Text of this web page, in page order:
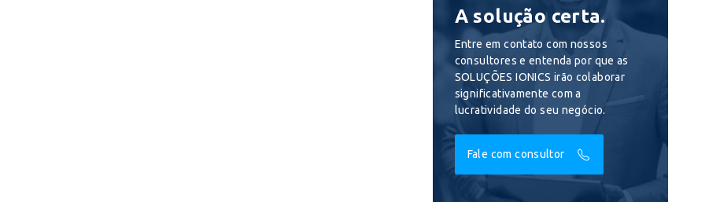
A solução certa.
Entre em contato com nossos
consultores e entenda por que as
SOLUÇÕES IONICS irão colaborar
significativamente com a
lucratividade do seu negócio.
Fale com consultor